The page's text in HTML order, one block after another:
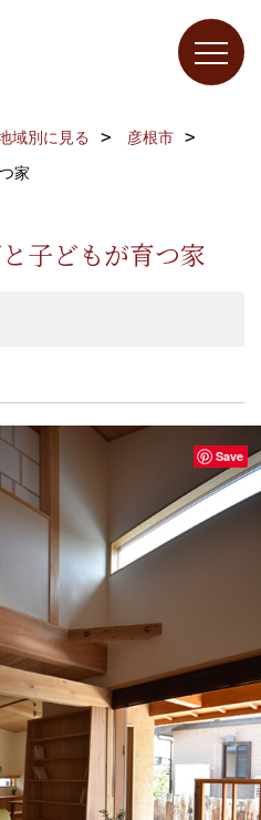
域別に見る
彦根市
家
子どもが育つ家
Save